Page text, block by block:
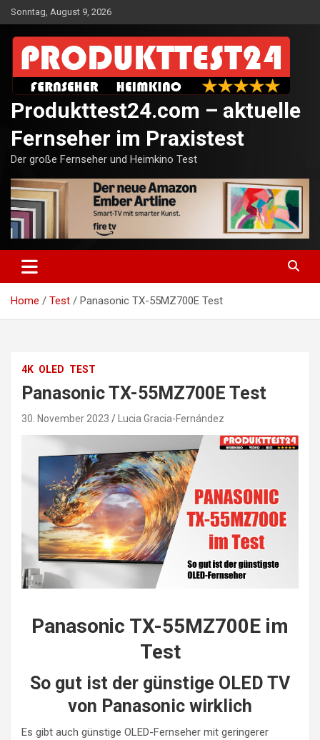
Skip
to
content
Sonntag, August 9, 2026
Produkttest24.com – aktuelle
Fernseher im Praxistest
Der große Fernseher und Heimkino Test
Home Test Panasonic TX-55MZ700E Test
4K OLED TEST
Panasonic TX-55MZ700E Test
30. November 2023 Lucia Gracia-Fernández
Panasonic TX-55MZ700E im
Test
So gut ist der günstige OLED TV
von Panasonic wirklich
Es gibt auch günstige OLED-Fernseher mit geringerer